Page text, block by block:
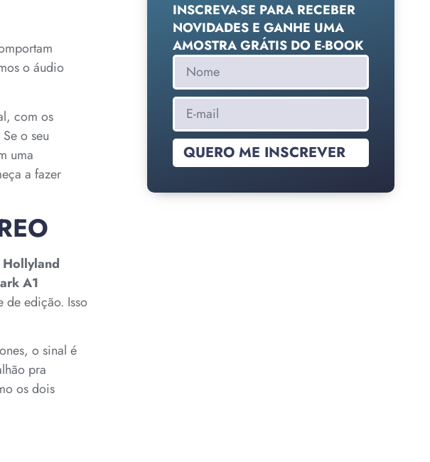
o áudio
com os
o seu
uma
a fazer
Hollyland
A1
de edição. Isso
o sinal é
pra
os dois
INSCREVA-SE PARA RECEBER
NOVIDADES E GANHE UMA
AMOSTRA GRÁTIS DO E-BOOK
QUERO ME INSCREVER